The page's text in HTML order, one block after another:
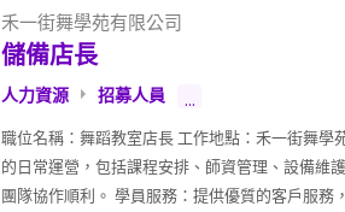
禾一街舞學苑有限公司
儲備店長
人力資源 招募人員 ...
職位名稱：舞蹈教室店長 工作地點：禾一街舞學
的日常運營，包括課程安排、師資管理、設備維
團隊協作順利。 學員服務：提供優質的客戶服